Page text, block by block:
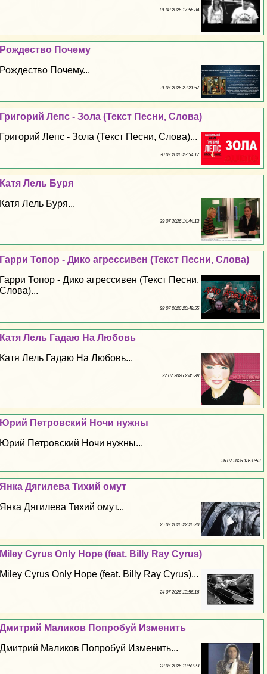
01 08 2026 17:56:34
Рождество Почему
Рождество Почему...
31 07 2026 23:21:57
Григорий Лепс - Зола (Текст Песни, Слова)
Григорий Лепс - Зола (Текст Песни, Слова)...
30 07 2026 23:54:17
Катя Лель Буря
Катя Лель Буря...
29 07 2026 14:44:13
Гарри Топор - Дико агрессивен (Текст Песни, Слова)
Гарри Топор - Дико агрессивен (Текст Песни,
Слова)...
28 07 2026 20:49:55
Катя Лель Гадаю На Любовь
Катя Лель Гадаю На Любовь...
27 07 2026 2:45:38
Юрий Петровский Ночи нужны
Юрий Петровский Ночи нужны...
26 07 2026 18:30:52
Янка Дягилева Тихий омут
Янка Дягилева Тихий омут...
25 07 2026 22:26:20
Miley Cyrus Only Hope (feat. Billy Ray Cyrus)
Miley Cyrus Only Hope (feat. Billy Ray Cyrus)...
24 07 2026 13:56:16
Дмитрий Маликов Попробуй Изменить
Дмитрий Маликов Попробуй Изменить...
23 07 2026 10:50:23